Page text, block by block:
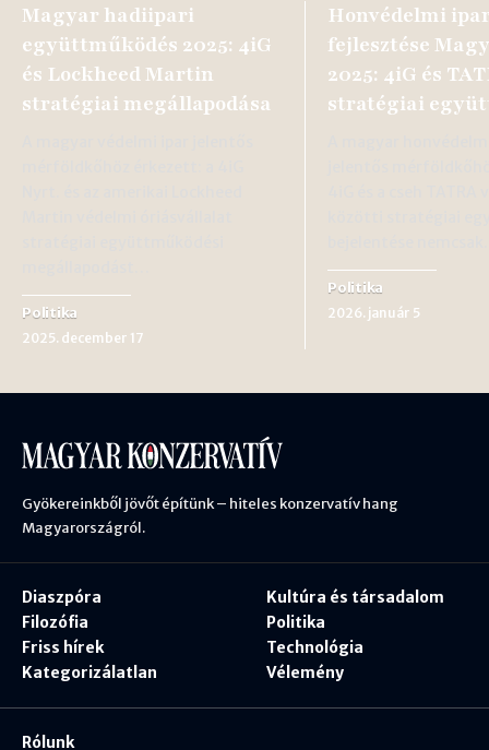
Magyar hadiipari
együttműködés 2025: 4iG
és Lockheed Martin
stratégiai megállapodása
Politika
2025. december 17
Honvédelmi
fejlesztése
2025: 4iG és
stratégiai
Politika
2026. január 5
Gyökereinkből jövőt építünk – hiteles konzervatív hang
Magyarországról.
Diaszpóra
Filozófia
Friss hírek
Kategorizálatlan
Kultúra és társadalom
Politika
Technológia
Vélemény
Rólunk